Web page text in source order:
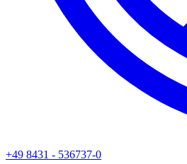
+49 8431 - 536737-0